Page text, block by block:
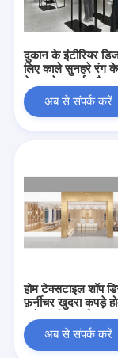
दुकान के इंटीरियर
लिए काले सुनहरे रंग
अब से संपर्क करें
होम टेक्सटाइल शॉप
फ़र्नीचर खुदरा कपड़े
स्टोर इंटीरियर डिज़ाइन
अब से संपर्क करें